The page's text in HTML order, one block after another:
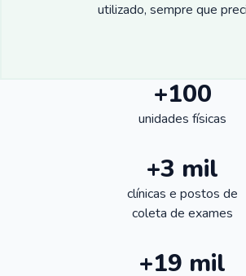
utilizado, sempre que
+100
unidades físicas
+3 mil
clínicas e postos de
coleta de exames
+19 mil